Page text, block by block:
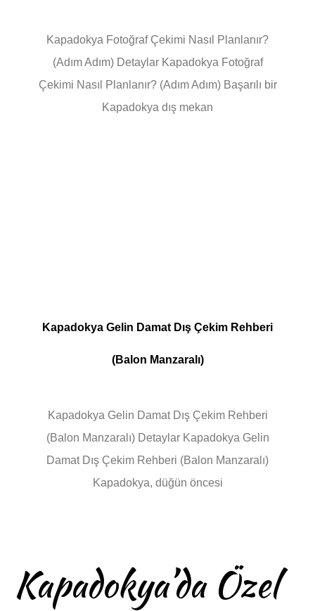
Kapadokya Fotoğraf Çekimi Nasıl Planlanır?
(Adım Adım) Detaylar Kapadokya Fotoğraf
Çekimi Nasıl Planlanır? (Adım Adım) Başarılı bir
Kapadokya dış mekan
Kapadokya Gelin Damat Dış Çekim Rehberi
(Balon Manzaralı)
Kapadokya Gelin Damat Dış Çekim Rehberi
(Balon Manzaralı) Detaylar Kapadokya Gelin
Damat Dış Çekim Rehberi (Balon Manzaralı)
Kapadokya, düğün öncesi
Kapadokya’da Özel